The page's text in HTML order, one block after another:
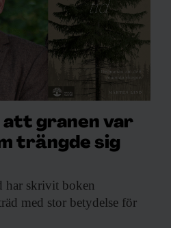
granen var
trängde sig
har skrivit boken
med stor betydelse för